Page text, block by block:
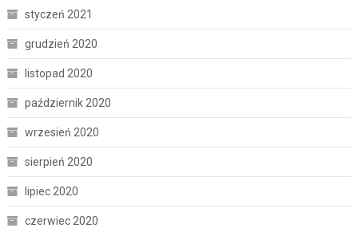
styczeń 2021
grudzień 2020
listopad 2020
październik 2020
wrzesień 2020
sierpień 2020
lipiec 2020
czerwiec 2020